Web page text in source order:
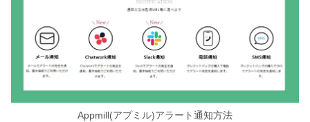
Appmill(アプミル)アラート通知方法